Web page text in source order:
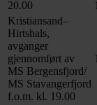
20.00
Kristiansand–
Hirtshals,
avganger
gjennomført av
MS Bergensfjord/
MS Stavangerfjord
f.o.m. kl. 19.00